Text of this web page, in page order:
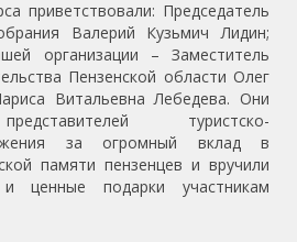
приветствовали: Председатель
Валерий Кузьмич Лидин;
организации – Заместитель
Пензенской области Олег
Витальевна Лебедева. Они
туристско-
за огромный вклад в
памяти пензенцев и вручили
ценные подарки участникам